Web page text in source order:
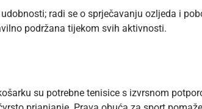
radi se o sprječavanju ozljeda i
podržana tijekom svih aktivnosti.
su potrebne tenisice s izvrsnom